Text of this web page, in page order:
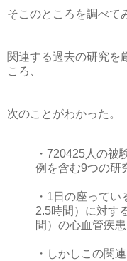
そこのところを調べて
関連する過去の研究を
ころ、
次のことがわかった。
・720425人の被
例を含む9つの研
・1日の座って
2.5時間）に対す
間）の心血管疾
・しかしこの関